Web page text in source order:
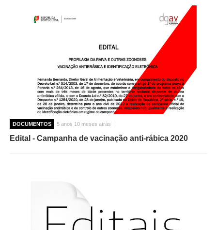
DOCUMENTOS 5 anos 10 meses atrás
Edital - Campanha de vacinação anti-rábica 2020